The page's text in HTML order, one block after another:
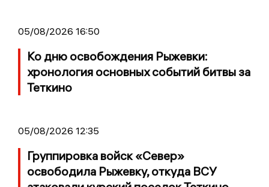
05/08/2026 16:50
Ко дню освобождения Рыжевки:
хронология основных событий битвы за
Теткино
05/08/2026 12:35
Группировка войск «Север»
освободила Рыжевку, откуда ВСУ